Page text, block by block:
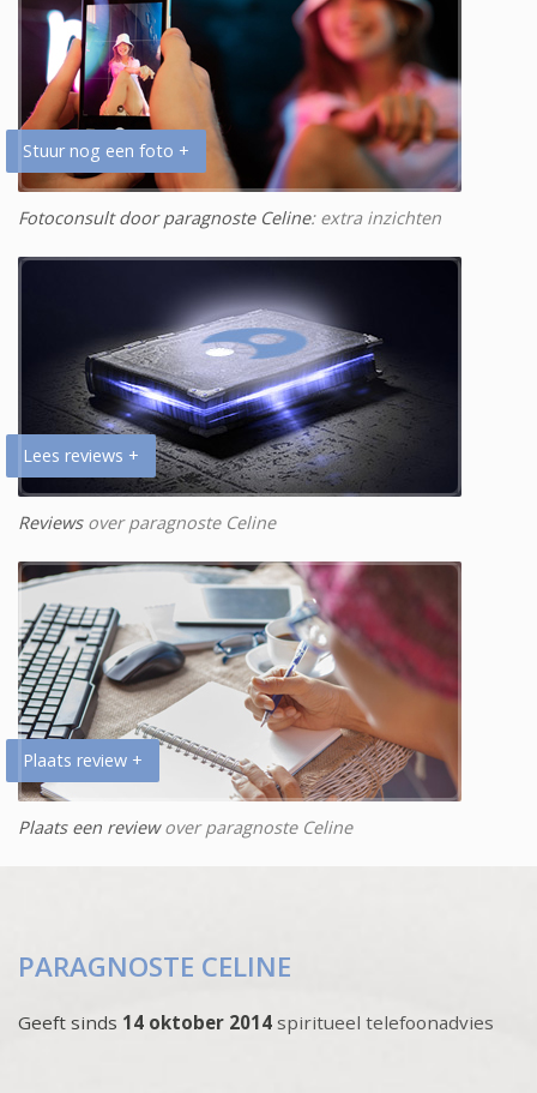
Stuur nog een foto +
Fotoconsult door paragnoste Celine: extra inzichten
Lees reviews +
Reviewsover paragnoste Celine
Plaats review +
Plaats een reviewover paragnoste Celine
PARAGNOSTE CELINE
Geeft sinds 14 oktober 2014 spiritueel telefoonadvies